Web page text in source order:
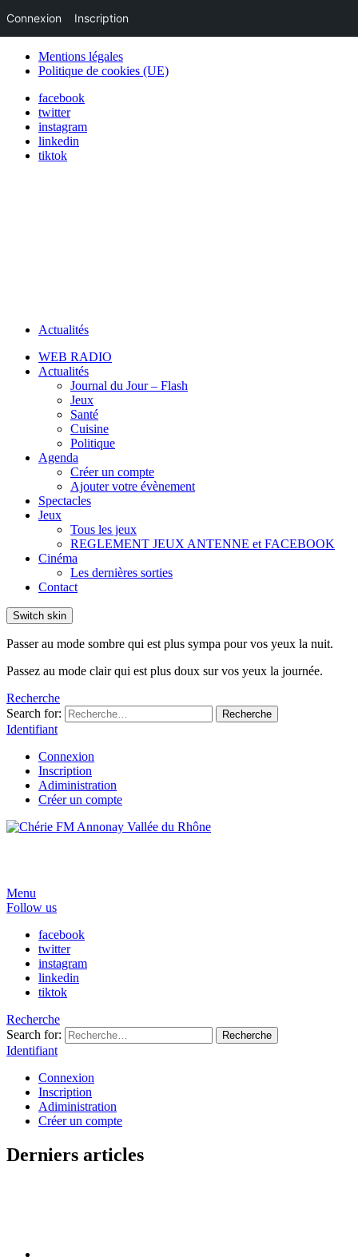
Mentions légales
Politique de cookies (UE)
facebook
twitter
instagram
linkedin
tiktok
Actualités
WEB RADIO
Actualités
Journal du Jour – Flash
Jeux
Santé
Cuisine
Politique
Agenda
Créer un compte
Ajouter votre évènement
Spectacles
Jeux
Tous les jeux
REGLEMENT JEUX ANTENNE et FACEBOOK
Cinéma
Les dernières sorties
Contact
Switch skin
Passer au mode sombre qui est plus sympa pour vos yeux la nuit.
Passez au mode clair qui est plus doux sur vos yeux la journée.
Recherche
Search for:
Recherche
Identifiant
Connexion
Inscription
Adiministration
Créer un compte
Menu
Follow us
facebook
twitter
instagram
linkedin
tiktok
Recherche
Search for:
Recherche
Identifiant
Connexion
Inscription
Adiministration
Créer un compte
Derniers articles
Connexion Inscription